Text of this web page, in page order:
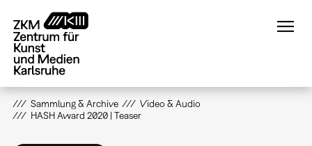
zum
Inhalt
Sammlung & Archive
Video & Audio
HASH Award 2020 | Teaser